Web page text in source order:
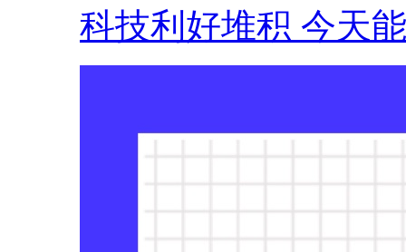
科技利好堆积 今天